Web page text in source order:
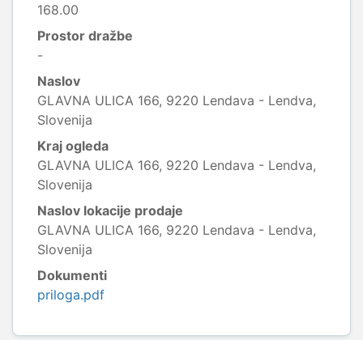
168.00
Prostor dražbe
-
Naslov
GLAVNA ULICA 166, 9220 Lendava - Lendva,
Slovenija
Kraj ogleda
GLAVNA ULICA 166, 9220 Lendava - Lendva,
Slovenija
Naslov lokacije prodaje
GLAVNA ULICA 166, 9220 Lendava - Lendva,
Slovenija
Dokumenti
priloga.pdf